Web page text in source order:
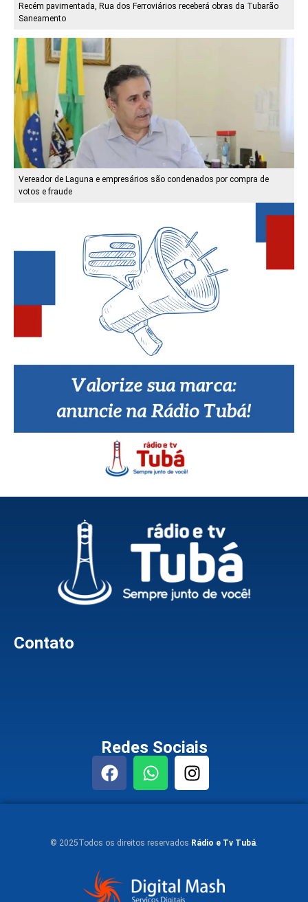
Recém pavimentada, Rua dos Ferroviários receberá obras da Tubarão
Saneamento
Vereador de Laguna e empresários são condenados por compra de
votos e fraude
Contato
Redes Sociais
© 2025Todos os direitos reservados Rádio e Tv Tubá.